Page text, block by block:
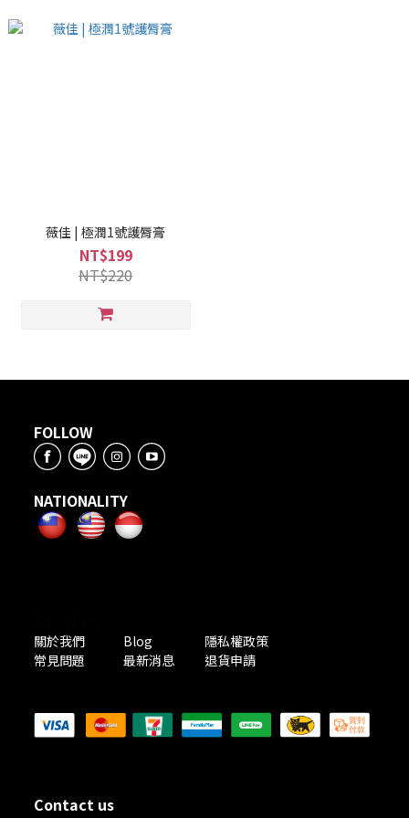
薇佳 | 極潤1號護脣膏
NT$199
NT$220
FOLLOW
NATIONALITY
關於我們
Blog
隱私權政策
常見問題
最新消息 退貨申請
Contact us